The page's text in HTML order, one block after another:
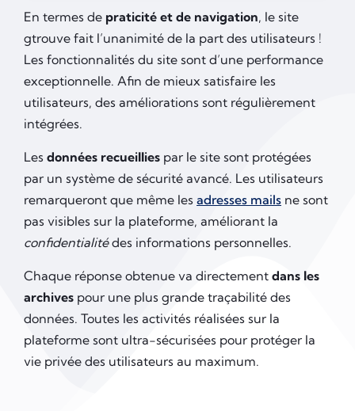
En termes de praticité et de navigation, le site
gtrouve fait l’unanimité de la part des utilisateurs !
Les fonctionnalités du site sont d’une performance
exceptionnelle. Afin de mieux satisfaire les
utilisateurs, des améliorations sont régulièrement
intégrées.
Les données recueillies par le site sont protégées
par un système de sécurité avancé. Les utilisateurs
remarqueront que même les adresses mails ne sont
pas visibles sur la plateforme, améliorant la
confidentialitédes informations personnelles.
Chaque réponse obtenue va directement dans les
archives pour une plus grande traçabilité des
données. Toutes les activités réalisées sur la
plateforme sont ultra-sécurisées pour protéger la
vie privée des utilisateurs au maximum.